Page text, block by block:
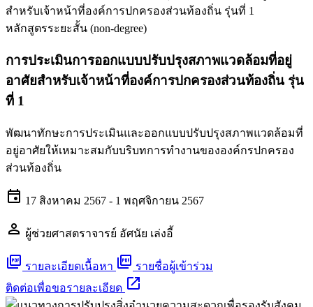
หลักสูตรระยะสั้น (non-degree)
การประเมินการออกแบบปรับปรุงสภาพแวดล้อมที่อยู่
อาศัยสำหรับเจ้าหน้าที่องค์การปกครองส่วนท้องถิ่น รุ่น
ที่ 1
พัฒนาทักษะการประเมินและออกแบบปรับปรุงสภาพแวดล้อมที่
อยู่อาศัยให้เหมาะสมกับบริบทการทำงานขององค์กรปกครอง
ส่วนท้องถิ่น
event 17 สิงหาคม 2567 - 1 พฤศจิกายน 2567
person ผู้ช่วยศาสตราจารย์ อัศนัย เล่งอี้
picture_as_pdf รายละเอียดเนื้อหา picture_as_pdf รายชื่อผู้เข้าร่วม
ติดต่อเพื่อขอรายละเอียด open_in_new